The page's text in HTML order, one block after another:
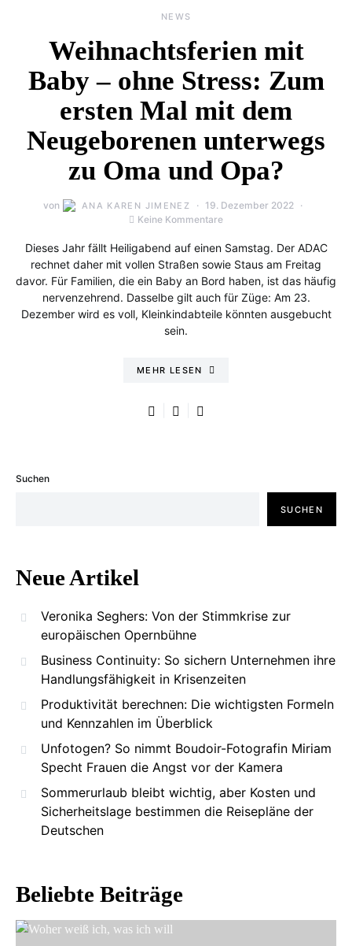
NEWS
Weihnachtsferien mit
Baby – ohne Stress: Zum
ersten Mal mit dem
Neugeborenen unterwegs
zu Oma und Opa?
von ANA KAREN JIMENEZ
19. Dezember 2022
Keine Kommentare
Dieses Jahr fällt Heiligabend auf einen Samstag. Der ADAC
rechnet daher mit vollen Straßen sowie Staus am Freitag
davor. Für Familien, die ein Baby an Bord haben, ist das häufig
nervenzehrend. Dasselbe gilt auch für Züge: Am 23.
Dezember wird es voll, Kleinkindabteile könnten ausgebucht
sein.
MEHR LESEN
Suchen
SUCHEN
Neue Artikel
Veronika Seghers: Von der Stimmkrise zur
europäischen Opernbühne
Business Continuity: So sichern Unternehmen ihre
Handlungsfähigkeit in Krisenzeiten
Produktivität berechnen: Die wichtigsten Formeln
und Kennzahlen im Überblick
Unfotogen? So nimmt Boudoir-Fotografin Miriam
Specht Frauen die Angst vor der Kamera
Sommerurlaub bleibt wichtig, aber Kosten und
Sicherheitslage bestimmen die Reisepläne der
Deutschen
Beliebte Beiträge